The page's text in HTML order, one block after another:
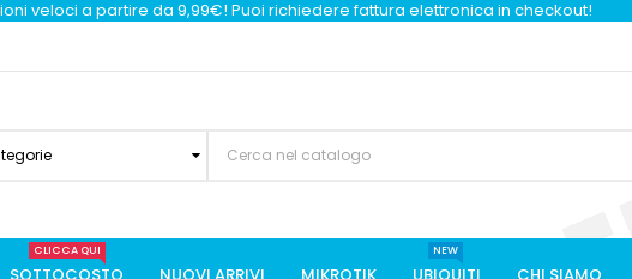
veloci a partire da 9,99€! Puoi richiedere fattura elettronica in checkout!
CLICCA QUI NEW